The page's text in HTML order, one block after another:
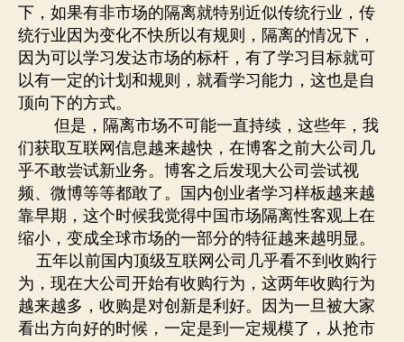
下，如果有非市场的隔离就特别近似传统行业，传
统行业因为变化不快所以有规则，隔离的情况下，
因为可以学习发达市场的标杆，有了学习目标就可
以有一定的计划和规则，就看学习能力，这也是自
顶向下的方式。
但是，隔离市场不可能一直持续，这些年，我
们获取互联网信息越来越快，在博客之前大公司几
乎不敢尝试新业务。博客之后发现大公司尝试视
频、微博等等都敢了。国内创业者学习样板越来越
靠早期，这个时候我觉得中国市场隔离性客观上在
缩小，变成全球市场的一部分的特征越来越明显。
五年以前国内顶级互联网公司几乎看不到收购行
为，现在大公司开始有收购行为，这两年收购行为
越来越多，收购是对创新是利好。因为一旦被大家
看出方向好的时候，一定是到一定规模了，从抢市